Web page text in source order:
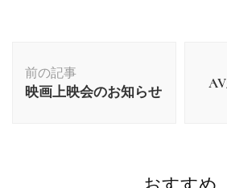
稿
ナ
前の記事
映画上映会のお知らせ